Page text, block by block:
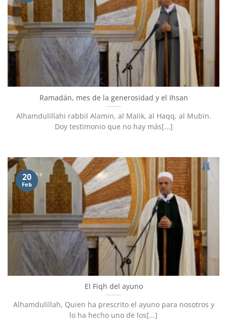
Ramadán, mes de la generosidad y el Ihsan
Alhamdulillahi rabbil Alamin, al Malik, al Haqq, al Mubin.
Doy testimonio que no hay más[...]
El Fiqh del ayuno
Alhamdulillah, Quien ha prescrito el ayuno para nosotros y
lo ha hecho uno de los[...]
20
Feb